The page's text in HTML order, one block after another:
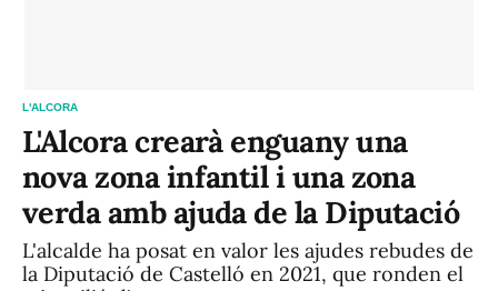
L'ALCORA
L'Alcora crearà enguany una
nova zona infantil i una zona
verda amb ajuda de la Diputació
L'alcalde ha posat en valor les ajudes rebudes de
la Diputació de Castelló en 2021, que ronden el